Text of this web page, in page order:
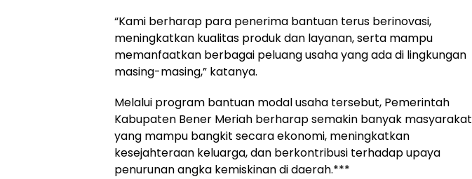
“Kami berharap para penerima bantuan terus berinovasi,
meningkatkan kualitas produk dan layanan, serta mampu
memanfaatkan berbagai peluang usaha yang ada di lingkungan
masing-masing,” katanya.
Melalui program bantuan modal usaha tersebut, Pemerintah
Kabupaten Bener Meriah berharap semakin banyak masyarakat
yang mampu bangkit secara ekonomi, meningkatkan
kesejahteraan keluarga, dan berkontribusi terhadap upaya
penurunan angka kemiskinan di daerah.***